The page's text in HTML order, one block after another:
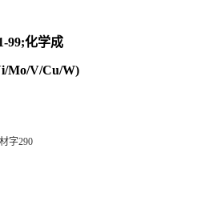
99;化学成
Mo/V/Cu/W)
字290